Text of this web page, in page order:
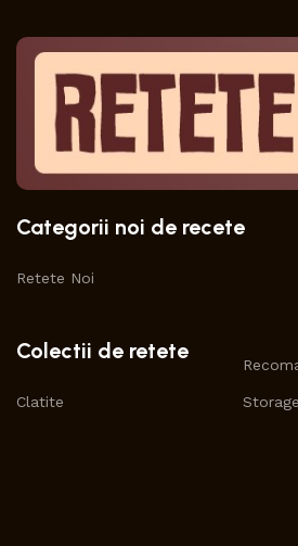
Categorii noi de recete
Retete Noi
Colectii de retete
Clatite Storage